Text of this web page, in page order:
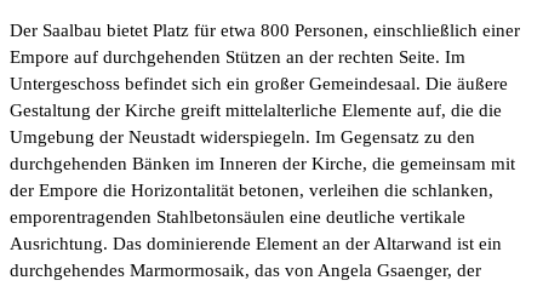
Der Saalbau bietet Platz für etwa 800 Personen, einschließlich einer
Empore auf durchgehenden Stützen an der rechten Seite. Im
Untergeschoss befindet sich ein großer Gemeindesaal. Die äußere
Gestaltung der Kirche greift mittelalterliche Elemente auf, die die
Umgebung der Neustadt widerspiegeln. Im Gegensatz zu den
durchgehenden Bänken im Inneren der Kirche, die gemeinsam mit
der Empore die Horizontalität betonen, verleihen die schlanken,
emporentragenden Stahlbetonsäulen eine deutliche vertikale
Ausrichtung. Das dominierende Element an der Altarwand ist ein
durchgehendes Marmormosaik, das von Angela Gsaenger, der